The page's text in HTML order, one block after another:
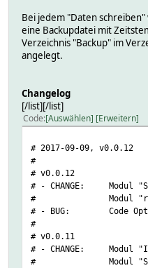
Bei jedem "Daten
eine Backupdatei mit
Verzeichnis "Backup" im
angelegt.
Changelog
[/list][/list]
Code Auswählen Erweitern
# 2017-09-09, v0.0.12
#
# v0.0.12
# - CHANGE: Modul
# Modul
# - BUG: Code
#
# v0.0.11
# - CHANGE: Modul
# Modul "SVG"